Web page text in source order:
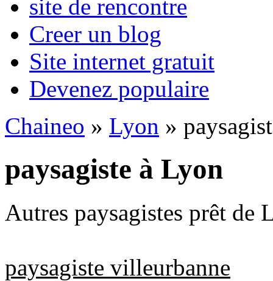
site de rencontre
Creer un blog
Site internet gratuit
Devenez populaire
Chaineo » Lyon »
paysagiste à Lyon
Autres paysagistes prêt de
paysagiste villeurbanne